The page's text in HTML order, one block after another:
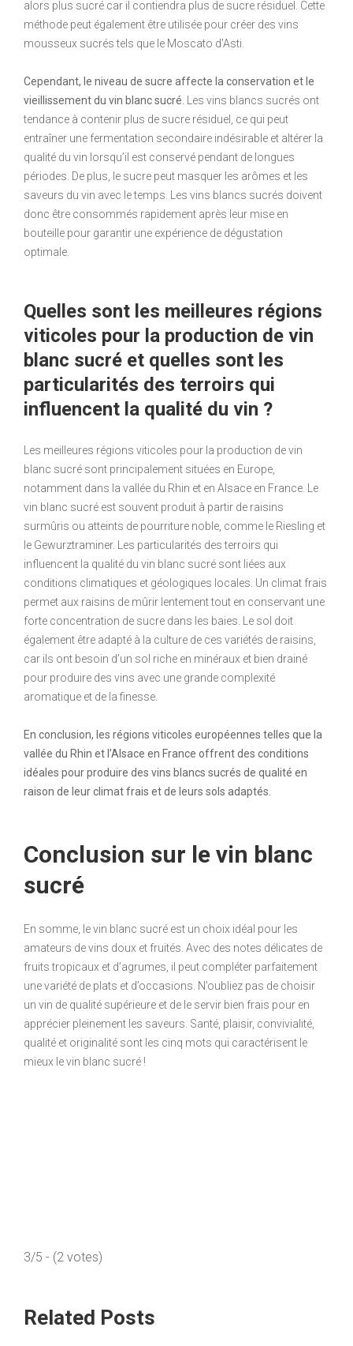
alors plus sucré car il contiendra plus de sucre résiduel. Cette
méthode peut également être utilisée pour créer des vins
mousseux sucrés tels que le Moscato d’Asti.
Cependant, le niveau de sucre affecte la conservation et le
vieillissement du vin blanc sucré. Les vins blancs sucrés ont
tendance à contenir plus de sucre résiduel, ce qui peut
entraîner une fermentation secondaire indésirable et altérer la
qualité du vin lorsqu’il est conservé pendant de longues
périodes. De plus, le sucre peut masquer les arômes et les
saveurs du vin avec le temps. Les vins blancs sucrés doivent
donc être consommés rapidement après leur mise en
bouteille pour garantir une expérience de dégustation
optimale.
Quelles sont les meilleures régions
viticoles pour la production de vin
blanc sucré et quelles sont les
particularités des terroirs qui
influencent la qualité du vin ?
Les meilleures régions viticoles pour la production de vin
blanc sucré sont principalement situées en Europe,
notamment dans la vallée du Rhin et en Alsace en France. Le
vin blanc sucré est souvent produit à partir de raisins
surmûris ou atteints de pourriture noble, comme le Riesling et
le Gewurztraminer. Les particularités des terroirs qui
influencent la qualité du vin blanc sucré sont liées aux
conditions climatiques et géologiques locales. Un climat frais
permet aux raisins de mûrir lentement tout en conservant une
forte concentration de sucre dans les baies. Le sol doit
également être adapté à la culture de ces variétés de raisins,
car ils ont besoin d’un sol riche en minéraux et bien drainé
pour produire des vins avec une grande complexité
aromatique et de la finesse.
En conclusion, les régions viticoles européennes telles que la
vallée du Rhin et l’Alsace en France offrent des conditions
idéales pour produire des vins blancs sucrés de qualité en
raison de leur climat frais et de leurs sols adaptés.
Conclusion sur le vin blanc
sucré
En somme, le vin blanc sucré est un choix idéal pour les
amateurs de vins doux et fruités. Avec des notes délicates de
fruits tropicaux et d’agrumes, il peut compléter parfaitement
une variété de plats et d’occasions. N’oubliez pas de choisir
un vin de qualité supérieure et de le servir bien frais pour en
apprécier pleinement les saveurs. Santé, plaisir, convivialité,
qualité et originalité sont les cinq mots qui caractérisent le
mieux le vin blanc sucré !
3/5 - (2 votes)
Related Posts